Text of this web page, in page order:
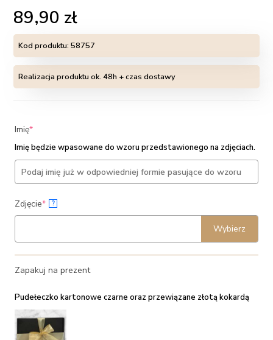
89,90 zł
Kod produktu:58757
Realizacja produktu ok. 48h + czas dostawy
Imię*(required)
Imię będzie wpasowane do wzoru przedstawionego na zdjęciach.
Zdjęcie*(required)
?
Wybierz
Zapakuj na prezent
Pudełeczko kartonowe czarne oraz przewiązane złotą kokardą